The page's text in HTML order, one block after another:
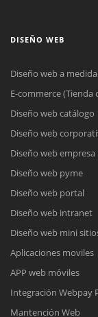
DISEÑO WEB
Diseño web a medida
E-commerce (Tienda
Diseño web catálogo
Diseño web
Diseño web empresa
Diseño web pyme
Diseño web portal
Diseño web intranet
Diseño web mini
Aplicaciones moviles
APP web móviles
Integración Webpay
Mantención Web